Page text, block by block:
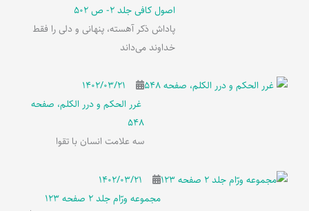
اصول کافی جلد 2- ص 502
پاداش ذکر آهسته، پنهانی و دلی را فقط
خداوند می‌داند
۱۴۰۲/۰۳/۲۱
غرر الحکم و درر الکلم، صفحه
548
سه علامت انسان با تقوا
۱۴۰۲/۰۳/۲۱
مجموعه ورّام جلد 2 صفحه 123